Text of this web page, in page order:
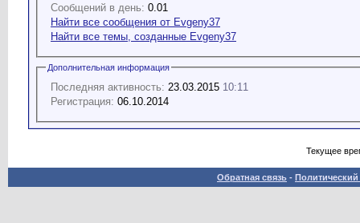
Сообщений в день: 0.01
Найти все сообщения от Evgeny37
Найти все темы, созданные Evgeny37
Дополнительная информация
Последняя активность: 23.03.2015 10:11
Регистрация: 06.10.2014
Текущее
Обратная связь -